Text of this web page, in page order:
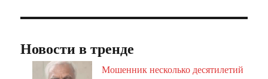
Новости в тренде
Мошенник несколько десятилетий